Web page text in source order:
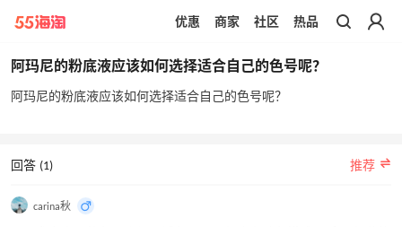
带你去官网买正品
优惠 商家 社区 热品
阿玛尼的粉底液应该如何选择适合自己的色号呢？
阿玛尼的粉底液应该如何选择适合自己的色号呢？
回答 (1) 推荐
carina秋